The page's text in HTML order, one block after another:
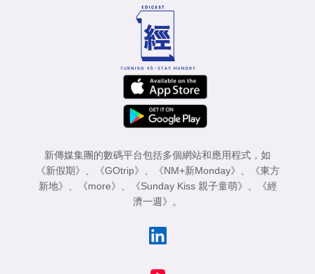
新傳媒集團的數碼平台包括多個網站和應用程式，如
《新假期》
《GOtrip》 《NM+新Monday》
《東方
新地》
《more》 《Sunday Kiss 親子童萌》
《經
濟一週》
。